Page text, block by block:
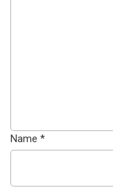
Name *